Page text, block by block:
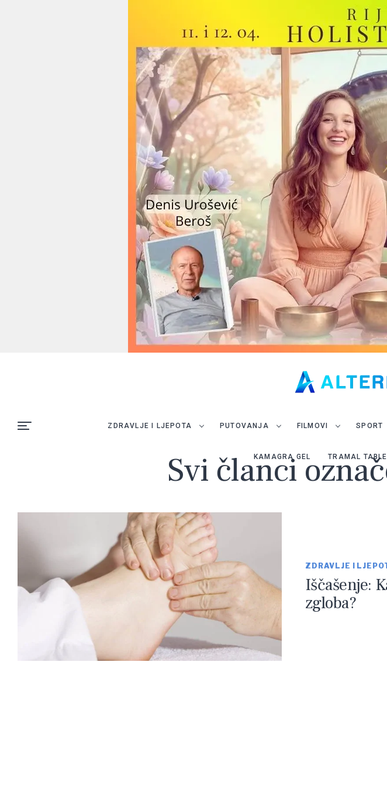
ZDRAVLJE I LJEPOTA PUTOVANJA FILMOVI SPORT
KAMAGRA GEL TRAMAL
Svi članci
ZDRAVLJE I
Iščašenje:
zgloba?